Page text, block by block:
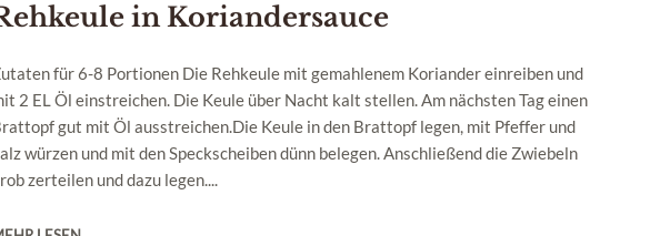
in Koriandersauce
für 6-8 Portionen Die Rehkeule mit gemahlenem Koriander einreiben und
2 EL Öl einstreichen. Die Keule über Nacht kalt stellen. Am nächsten Tag einen
gut mit Öl ausstreichen.Die Keule in den Brattopf legen, mit Pfeffer und
würzen und mit den Speckscheiben dünn belegen. Anschließend die Zwiebeln
zerteilen und dazu legen....